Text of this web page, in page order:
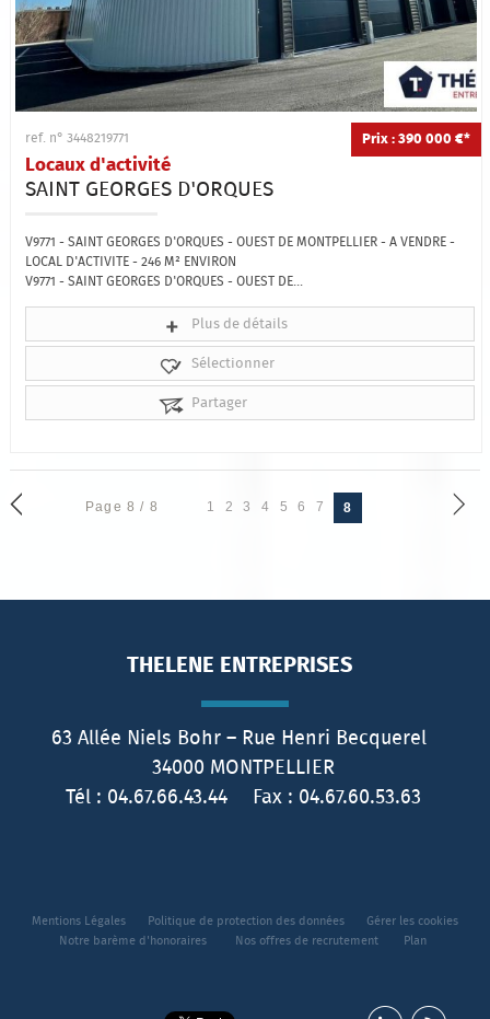
Prix : 390 000 €*
ref. n° 3448219771
Locaux d'activité
SAINT GEORGES D'ORQUES
V9771 - SAINT GEORGES D'ORQUES - OUEST DE MONTPELLIER - A VENDRE -
LOCAL D'ACTIVITE - 246 M² ENVIRON
V9771 - SAINT GEORGES D'ORQUES - OUEST DE...
Plus de détails
Sélectionner
Partager
Page 8 / 8 1 2 3 4 5 6 7 8
THELENE ENTREPRISES
63 Allée Niels Bohr – Rue Henri Becquerel
34000 MONTPELLIER
Tél : 04.67.66.43.44 Fax : 04.67.60.53.63
Mentions Légales Politique de protection des données
Gérer les cookies
Notre barème d'honoraires
Nos offres de recrutement Plan